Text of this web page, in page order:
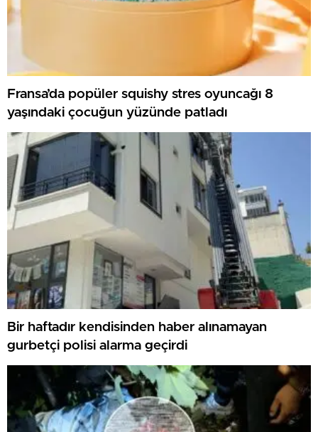
Fransa’da popüler squishy stres oyuncağı 8
yaşındaki çocuğun yüzünde patladı
Bir haftadır kendisinden haber alınamayan
gurbetçi polisi alarma geçirdi